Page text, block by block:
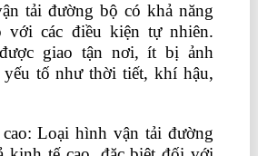
tải đường bộ có khả năng
với các điều kiện tự nhiên.
giao tận nơi, ít bị ảnh
tố như thời tiết, khí hậu,
Loại hình vận tải đường